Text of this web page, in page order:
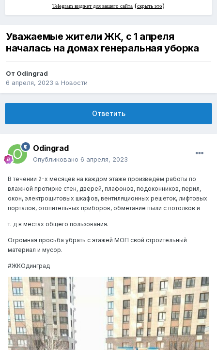
Уважаемые жители ЖК, с 1 апреля
началась на домах генеральная уборка
От Odingrad
6 апреля, 2023 в Новости
Ответить
Odingrad
Опубликовано 6 апреля, 2023
В течении 2-х месяцев на каждом этаже произведём работы по
влажной протирке стен, дверей, плафонов, подоконников, перил,
окон, электрощитовых шкафов, вентиляционных решеток, лифтовых
порталов, отопительных приборов, обметание пыли с потолков и
т. д в местах общего пользования.
Огромная просьба убрать с этажей МОП свой строительный
материал и мусор.
#ЖКОдинград